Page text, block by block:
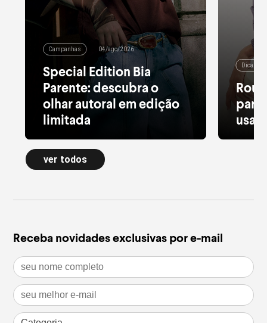
Campanhas 04/ago/2026
Special Edition Bia
Parente: descubra o
olhar autoral em edição
limitada
Alfaiataria leve, tule estampado, pied
de poule e acessórios com pedras
naturais dão forma à nova Special
Edition
Dicas de
para
usar
ver todos
Receba novidades exclusivas por e-mail